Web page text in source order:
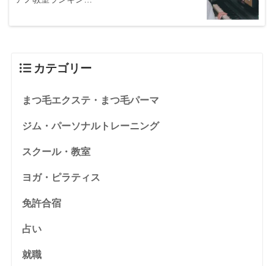
カテゴリー
まつ毛エクステ・まつ毛パーマ
ジム・パーソナルトレーニング
スクール・教室
ヨガ・ピラティス
免許合宿
占い
就職